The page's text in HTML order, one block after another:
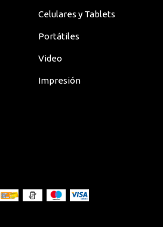
Celulares y Tablets
Portátiles
Video
Impresión